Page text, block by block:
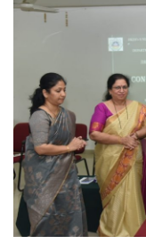
ರಾಜ್ಯ ಸುದ್ದಿ
ಕ್ರೈಂ ಸ್ಟೋರಿ
ರಾಜಕೀಯ
ಸುದ್ದಿ
e-paper (ಇ–ಪೇಪರ್‌)